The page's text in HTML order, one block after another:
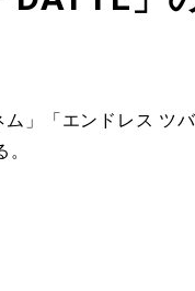
」「エンドレス ツ